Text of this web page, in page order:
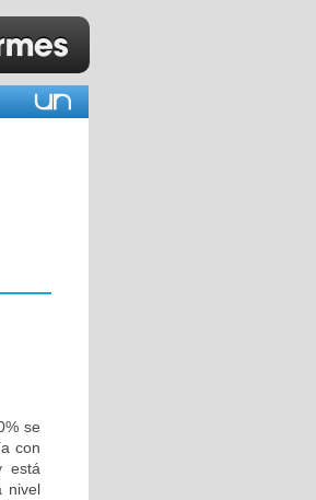
se
con
está
nivel